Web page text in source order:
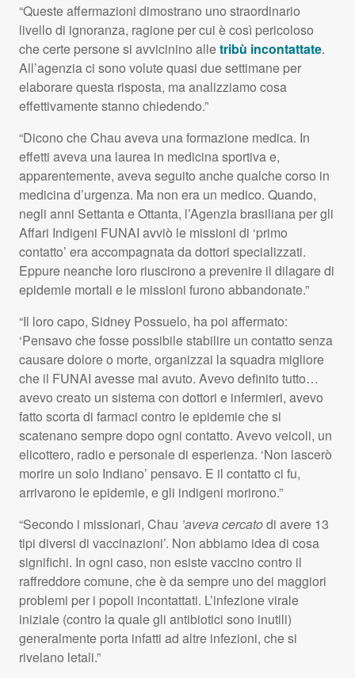
“Queste affermazioni dimostrano uno straordinario
livello di ignoranza, ragione per cui è così pericoloso
che certe persone si avvicinino alletribù incontattate.
All’agenzia ci sono volute quasi due settimane per
elaborare questa risposta, ma analizziamo cosa
effettivamente stanno chiedendo.”
“Dicono che Chau aveva una formazione medica. In
effetti aveva una laurea in medicina sportiva e,
apparentemente, aveva seguito anche qualche corso in
medicina d’urgenza. Ma non era un medico. Quando,
negli anni Settanta e Ottanta, l’Agenzia brasiliana per gli
Affari Indigeni FUNAI avviò le missioni di ‘primo
contatto’ era accompagnata da dottori specializzati.
Eppure neanche loro riuscirono a prevenire il dilagare di
epidemie mortali e le missioni furono abbandonate.”
“Il loro capo, Sidney Possuelo, ha poi affermato:
‘Pensavo che fosse possibile stabilire un contatto senza
causare dolore o morte, organizzai la squadra migliore
che il FUNAI avesse mai avuto. Avevo definito tutto…
avevo creato un sistema con dottori e infermieri, avevo
fatto scorta di farmaci contro le epidemie che si
scatenano sempre dopo ogni contatto. Avevo veicoli, un
elicottero, radio e personale di esperienza. ‘Non lascerò
morire un solo Indiano’ pensavo. E il contatto ci fu,
arrivarono le epidemie, e gli indigeni morirono.”
“Secondo i missionari, Chau ’aveva cercatodi avere 13
tipi diversi di vaccinazioni’. Non abbiamo idea di cosa
significhi. In ogni caso, non esiste vaccino contro il
raffreddore comune, che è da sempre uno dei maggiori
problemi per i popoli incontattati. L’infezione virale
iniziale (contro la quale gli antibiotici sono inutili)
generalmente porta infatti ad altre infezioni, che si
rivelano letali.”